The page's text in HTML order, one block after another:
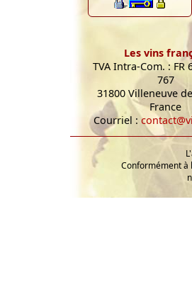
Les vins
TVA Intra-Com. : FR
767
31800 Villeneuve
France
Courriel :
Conformément à